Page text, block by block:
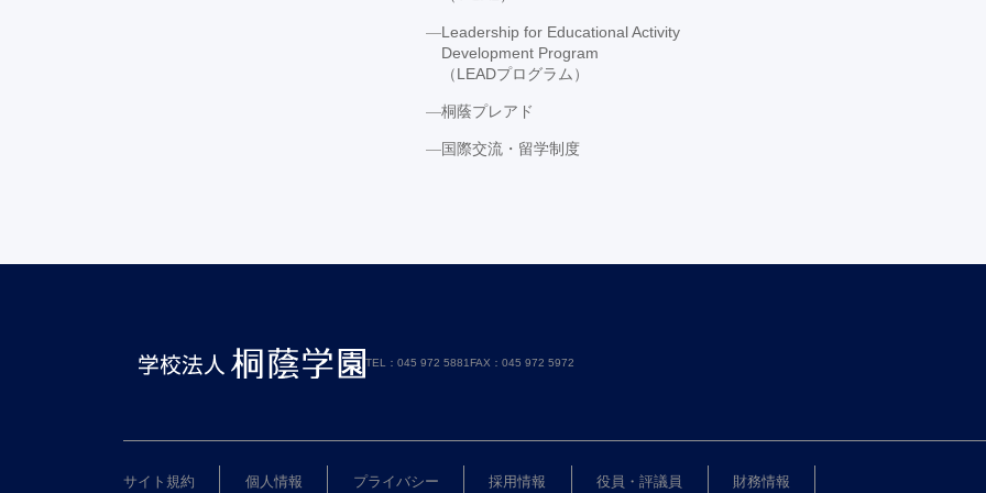
Leadership for Educational Activity
Development Program
（LEADプログラム）
桐蔭プレアド
国際交流・留学制度
TEL：045 972 5881FAX：045 972 5972
サイト規約 個人情報 プライバシー 採用情報 役員・評議員 財務情報